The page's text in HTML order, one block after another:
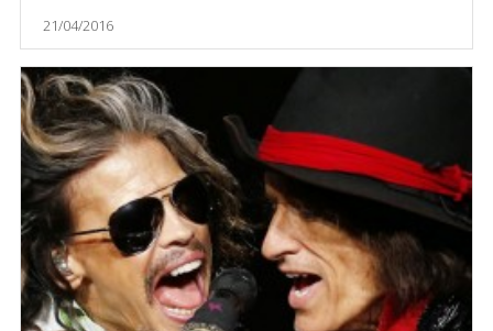
21/04/2016